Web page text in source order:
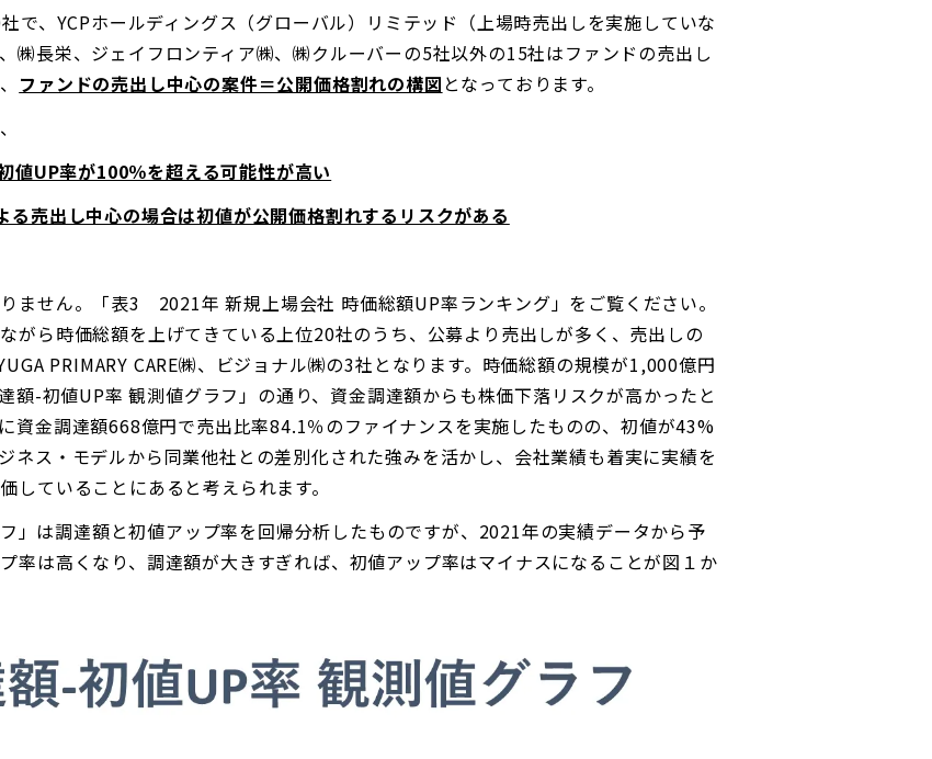
で、YCPホールディングス（グローバル）リミテッド（上場時売出しを実施していな
㈱長栄、ジェイフロンティア㈱、㈱クルーバーの5社以外の15社はファンドの売出し
ファンドの売出し中心の案件＝公開価格割れの構図 となっております。
値UP率が100％を超える可能性が高い
る売出し中心の場合は初値が公開価格割れするリスクがある
ません。「表3 2021年 新規上場会社 時価総額UP率ランキング」をご覧ください。
がら時価総額を上げてきている上位20社のうち、公募より売出しが多く、売出しの
PRIMARY CARE㈱、ビジョナル㈱の3社となります。時価総額の規模が1,000億円
額-初値UP率 観測値グラフ」の通り、資金調達額からも株価下落リスクが高かったと
資金調達額668億円で売出比率84.1％のファイナンスを実施したものの、初値が43%
ネス・モデルから同業他社との差別化された強みを活かし、会社業績も着実に実績を
ていることにあると考えられます。
」は調達額と初値アップ率を回帰分析したものですが、2021年の実績データから予
率は高くなり、調達額が大きすぎれば、初値アップ率はマイナスになることが図１か